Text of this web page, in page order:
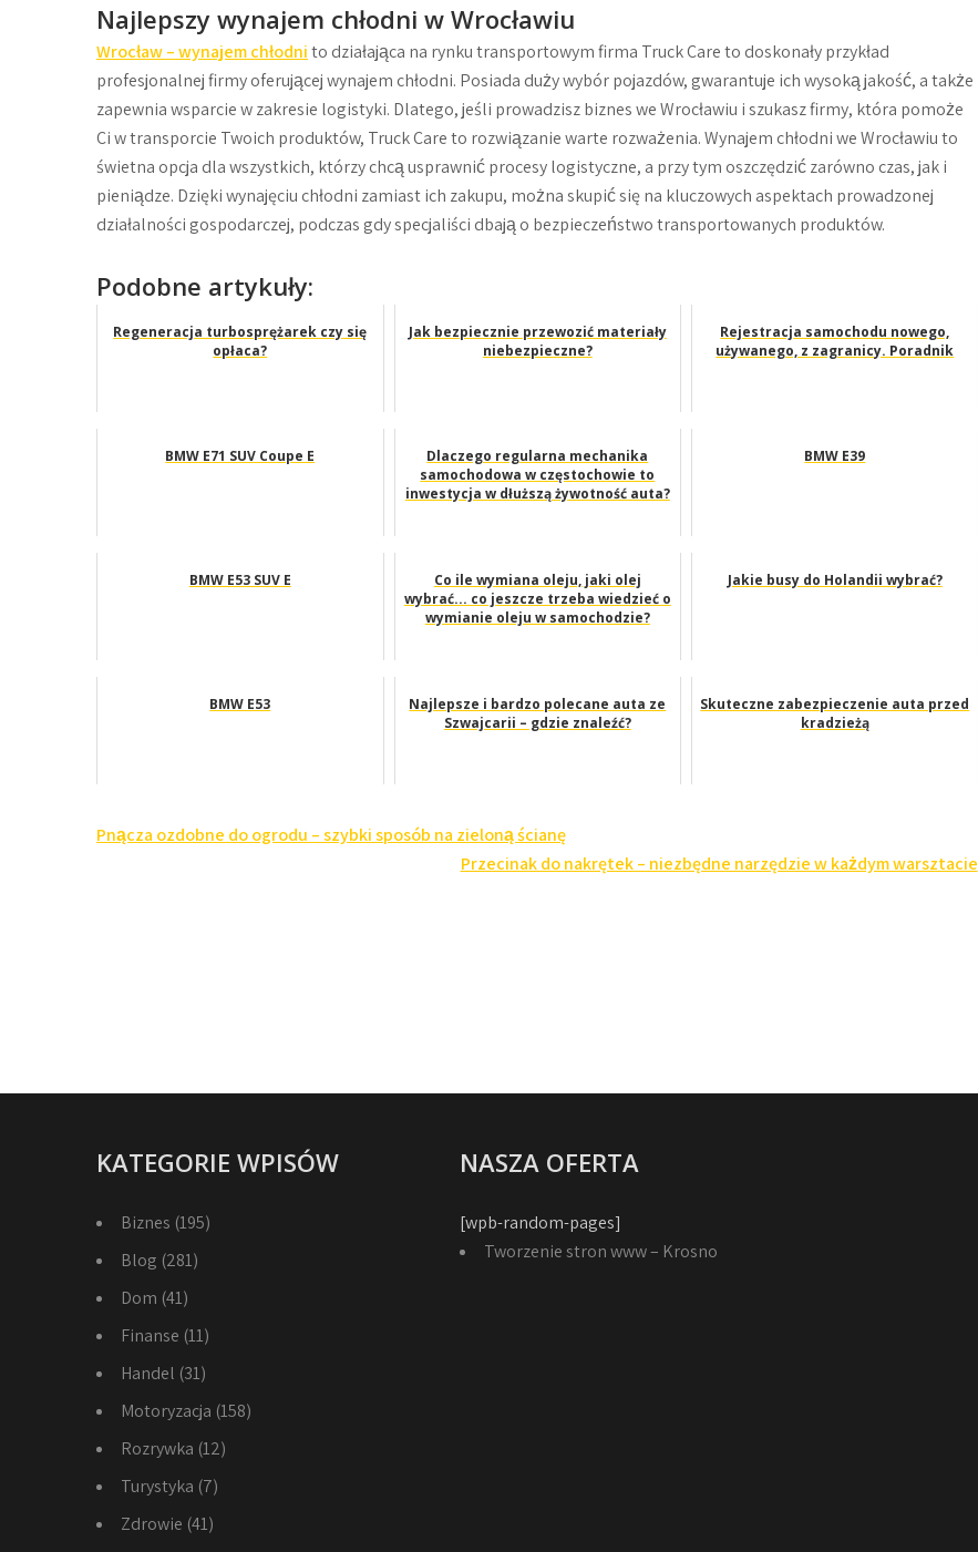
Najlepszy wynajem chłodni w Wrocławiu
Wrocław – wynajem chłodnito działająca na rynku transportowym firma Truck Care to doskonały przykład
profesjonalnej firmy oferującej wynajem chłodni. Posiada duży wybór pojazdów, gwarantuje ich wysoką jakość, a także
zapewnia wsparcie w zakresie logistyki. Dlatego, jeśli prowadzisz biznes we Wrocławiu i szukasz firmy, która pomoże
Ci w transporcie Twoich produktów, Truck Care to rozwiązanie warte rozważenia. Wynajem chłodni we Wrocławiu to
świetna opcja dla wszystkich, którzy chcą usprawnić procesy logistyczne, a przy tym oszczędzić zarówno czas, jak i
pieniądze. Dzięki wynajęciu chłodni zamiast ich zakupu, można skupić się na kluczowych aspektach prowadzonej
działalności gospodarczej, podczas gdy specjaliści dbają o bezpieczeństwo transportowanych produktów.
Podobne artykuły:
Regeneracja turbosprężarek czy się
opłaca?
Jak bezpiecznie przewozić materiały
niebezpieczne?
Rejestracja samochodu nowego,
używanego, z zagranicy. Poradnik
BMW E71 SUV Coupe E
Dlaczego regularna mechanika
samochodowa w częstochowie to
inwestycja w dłuższą żywotność auta?
BMW E39
BMW E53 SUV E
Co ile wymiana oleju, jaki olej
wybrać... co jeszcze trzeba wiedzieć o
wymianie oleju w samochodzie?
Jakie busy do Holandii wybrać?
BMW E53
Najlepsze i bardzo polecane auta ze
Szwajcarii – gdzie znaleźć?
Skuteczne zabezpieczenie auta przed
kradzieżą
Nawigacja
Pnącza ozdobne do ogrodu – szybki sposób na zieloną ścianę
Przecinak do nakrętek – niezbędne narzędzie w każdym warsztacie
KATEGORIE WPISÓW
Biznes (195)
Blog (281)
Dom (41)
Finanse (11)
Handel (31)
Motoryzacja (158)
Rozrywka (12)
Turystyka (7)
Zdrowie (41)
NASZA OFERTA
[wpb-random-pages]
Tworzenie stron www – Krosno